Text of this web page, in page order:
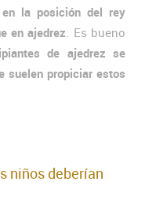
la posición del rey
en ajedrez . Es bueno
de ajedrez se
suelen propiciar estos
niños deberían